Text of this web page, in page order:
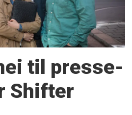
til presse­
Shifter